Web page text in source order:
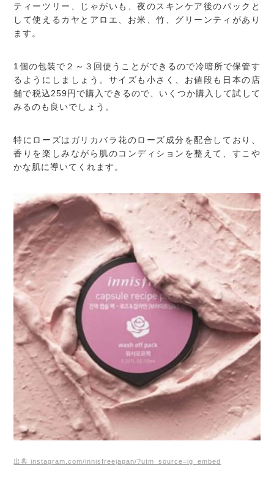
ティーツリー、じゃがいも、夜のスキンケア後のパックと
して使えるカヤとアロエ、お米、竹、グリーンティがあり
ます。
1個の包装で２～３回使うことができるので冷暗所で保管す
るようにしましょう。サイズも小さく、お値段も日本の店
舗で税込259円で購入できるので、いくつか購入して試して
みるのも良いでしょう。
特にローズはガリカバラ花のローズ成分を配合しており、
香りを楽しみながら肌のコンディションを整えて、すこや
かな肌に導いてくれます。
出典 instagram.com/innisfreejapan/?utm_source=ig_embed